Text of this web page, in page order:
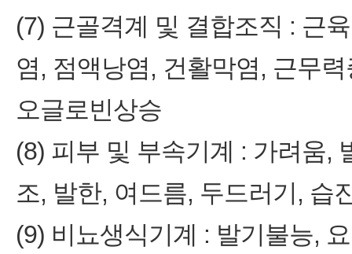
(7) 근골격계 및 결합조직 : 근
염, 점액낭염, 건활막염, 근무
오글로빈상승
(8) 피부 및 부속기계 : 가려움,
조, 발한, 여드름, 두드러기, 습
(9) 비뇨생식기계 : 발기불능,